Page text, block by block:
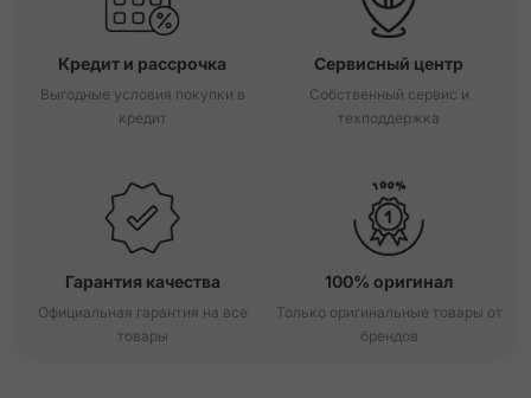
Кредит и рассрочка
Выгодные условия покупки в
кредит
Сервисный центр
Собственный сервис и
техподдержка
Гарантия качества
Официальная гарантия на все
товары
100% оригинал
Только оригинальные товары от
брендов